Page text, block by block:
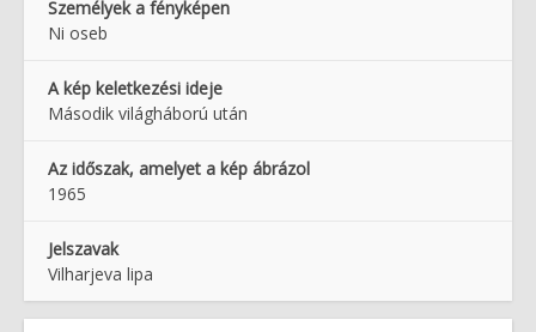
Személyek a fényképen
Ni oseb
A kép keletkezési ideje
Második világháború után
Az időszak, amelyet a kép ábrázol
1965
Jelszavak
Vilharjeva lipa